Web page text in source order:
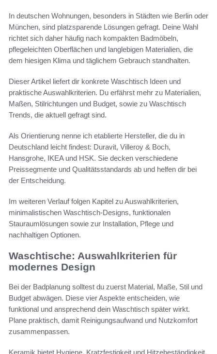
In deutschen Wohnungen, besonders in Städten wie Berlin oder
München, sind platzsparende Lösungen gefragt. Deine Wahl
richtet sich daher häufig nach kompakten Badmöbeln,
pflegeleichten Oberflächen und langlebigen Materialien, die
dem hiesigen Klima und täglichem Gebrauch standhalten.
Dieser Artikel liefert dir konkrete Waschtisch Ideen und
praktische Auswahlkriterien. Du erfährst mehr zu Materialien,
Maßen, Stilrichtungen und Budget, sowie zu Waschtisch
Trends, die aktuell gefragt sind.
Als Orientierung nenne ich etablierte Hersteller, die du in
Deutschland leicht findest: Duravit, Villeroy & Boch,
Hansgrohe, IKEA und HSK. Sie decken verschiedene
Preissegmente und Qualitätsstandards ab und helfen dir bei
der Entscheidung.
Im weiteren Verlauf folgen Kapitel zu Auswahlkriterien,
minimalistischen Waschtisch-Designs, funktionalen
Stauraumlösungen sowie zur Installation, Pflege und
nachhaltigen Optionen.
Waschtische: Auswahlkriterien für
modernes Design
Bei der Badplanung solltest du zuerst Material, Maße, Stil und
Budget abwägen. Diese vier Aspekte entscheiden, wie
funktional und ansprechend dein Waschtisch später wirkt.
Plane praktisch, damit Reinigungsaufwand und Nutzkomfort
zusammenpassen.
Keramik bietet Hygiene, Kratzfestigkeit und Hitzebeständigkeit.